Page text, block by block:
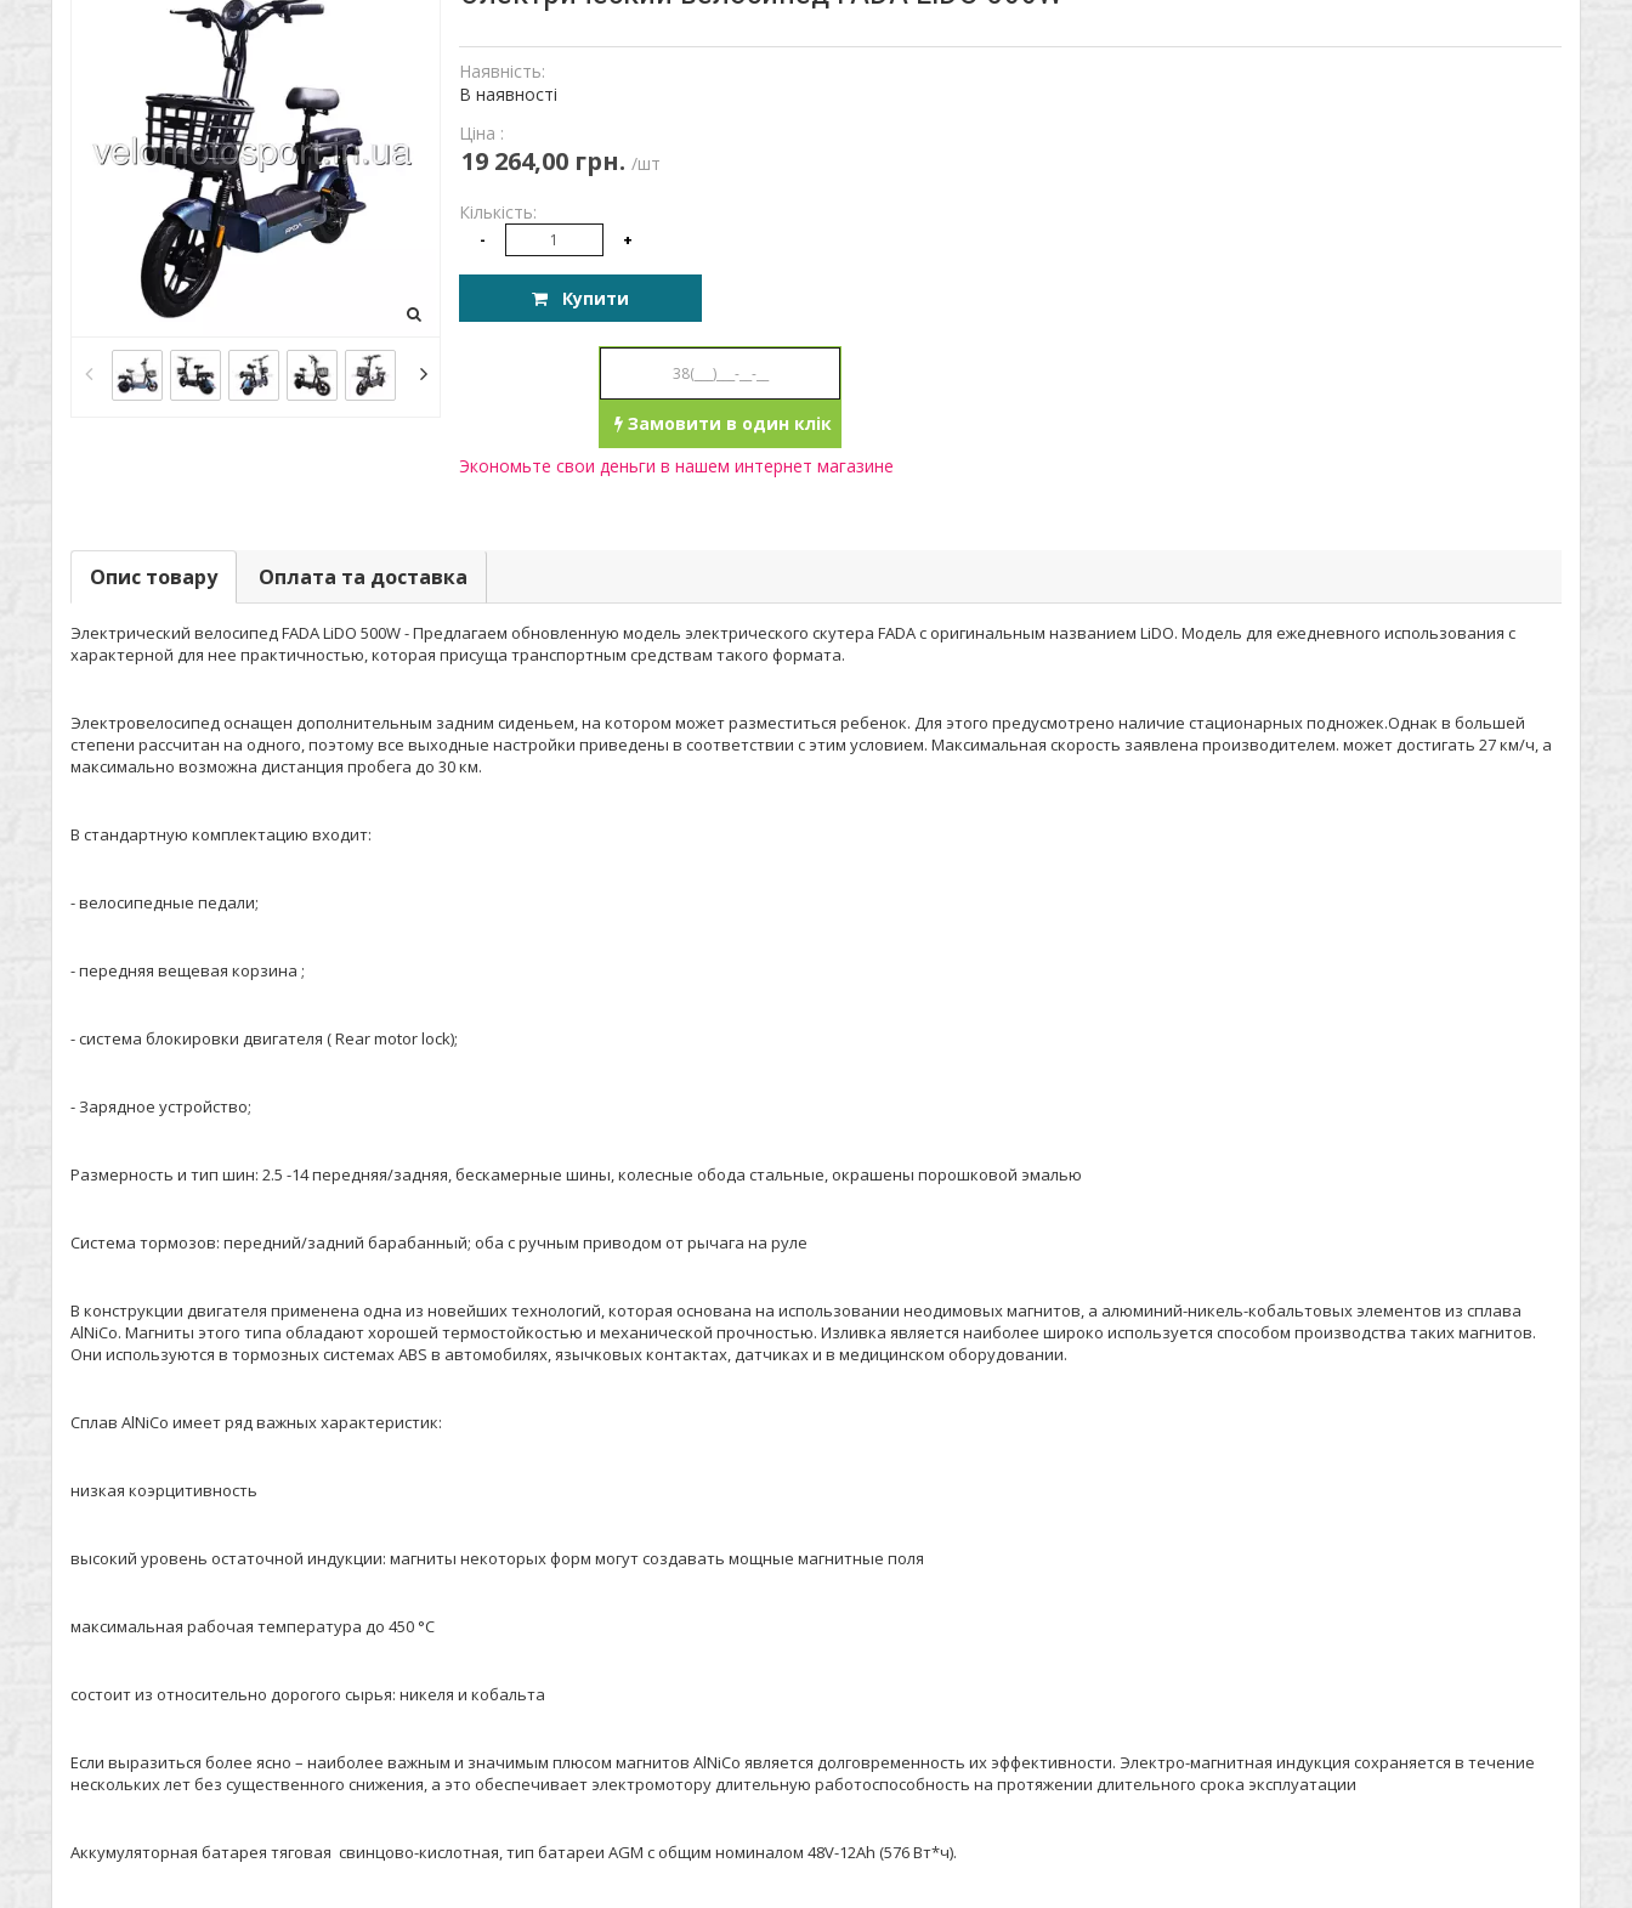
Наявність:
В наявності
Ціна :
19 264,00 грн. /шт
Кількість:
- +
Купити
Замовити в один клік
Экономьте свои деньги в нашем интернет магазине
Опис товару Оплата та доставка
Электрический велосипед FADA LiDO 500W - Предлагаем обновленную модель электрического скутера FADA c оригинальным названием LiDO. Модель для ежедневного использования с
характерной для нее практичностью, которая присуща транспортным средствам такого формата.
Электровелосипед оснащен дополнительным задним сиденьем, на котором может разместиться ребенок. Для этого предусмотрено наличие стационарных подножек.Однак в большей
степени рассчитан на одного, поэтому все выходные настройки приведены в соответствии с этим условием. Максимальная скорость заявлена производителем. может достигать 27 км/ч, а
максимально возможна дистанция пробега до 30 км.
В стандартную комплектацию входит:
- велосипедные педали;
- передняя вещевая корзина ;
- система блокировки двигателя ( Rear motor lock);
- Зарядное устройство;
Размерность и тип шин: 2.5 -14 передняя/задняя, бескамерные шины, колесные обода стальные, окрашены порошковой эмалью
Система тормозов: передний/задний барабанный; оба с ручным приводом от рычага на руле
В конструкции двигателя применена одна из новейших технологий, которая основана на использовании неодимовых магнитов, а алюминий-никель-кобальтовых элементов из сплава
AlNiCo. Магниты этого типа обладают хорошей термостойкостью и механической прочностью. Изливка является наиболее широко используется способом производства таких магнитов.
Они используются в тормозных системах ABS в автомобилях, язычковых контактах, датчиках и в медицинском оборудовании.
Сплав AlNiCo имеет ряд важных характеристик:
низкая коэрцитивность
высокий уровень остаточной индукции: магниты некоторых форм могут создавать мощные магнитные поля
максимальная рабочая температура до 450 °C
состоит из относительно дорогого сырья: никеля и кобальта
Если выразиться более ясно – наиболее важным и значимым плюсом магнитов AlNiCo является долговременность их эффективности. Электро-магнитная индукция сохраняется в течение
нескольких лет без существенного снижения, а это обеспечивает электромотору длительную работоспособность на протяжении длительного срока эксплуатации
Аккумуляторная батарея тяговая свинцово-кислотная, тип батареи AGM с общим номиналом 48V-12Ah (576 Вт*ч).